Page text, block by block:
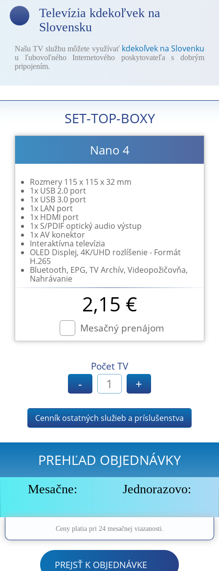
Televízia kdekoľvek na
Slovensku
Našu TV službu môžete využívať kdekoľvek na Slovenku
u ľubovoľného Internetového poskytovateľa s dobrým
pripojením.
SET-TOP-BOXY
Nano 4
Rozmery 115 x 115 x 32 mm
1x USB 2.0 port
1x USB 3.0 port
1x LAN port
1x HDMI port
1x S/PDIF optický audio výstup
1x AV konektor
Interaktívna televízia
OLED Displej, 4K/UHD rozlíšenie - Formát
H.265
Bluetooth, EPG, TV Archív, Videopožičovňa,
Nahrávanie
2,15 €
Mesačný prenájom
Počet TV
- +
Cenník ostatných služieb a príslušenstva
PREHĽAD OBJEDNÁVKY
Mesačne: Jednorazovo:
Ceny platia pri 24 mesačnej viazanosti.
PREJSŤ K OBJEDNÁVKE